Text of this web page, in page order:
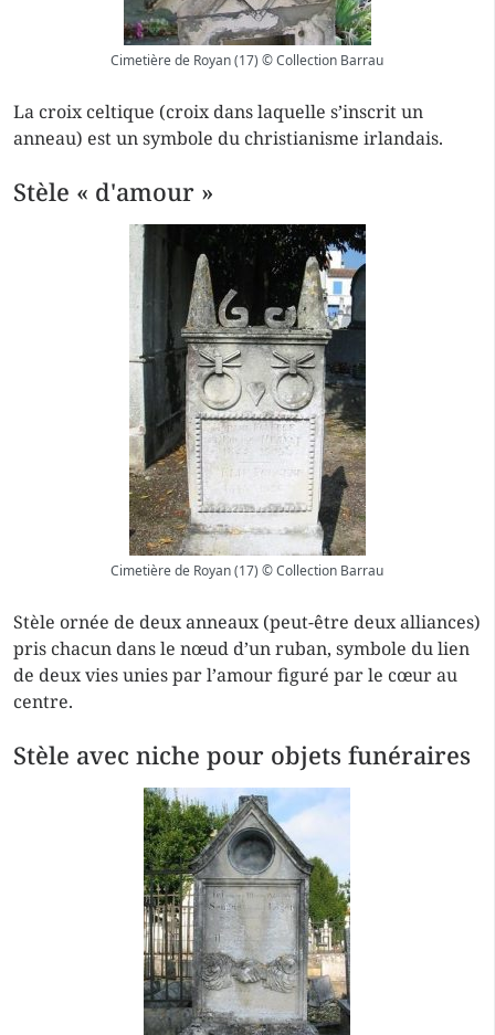
Cimetière de Royan (17) © Collection Barrau
La croix celtique (croix dans laquelle s’inscrit un
anneau) est un symbole du christianisme irlandais.
Stèle « d'amour »
Cimetière de Royan (17) © Collection Barrau
Stèle ornée de deux anneaux (peut-être deux alliances)
pris chacun dans le nœud d’un ruban, symbole du lien
de deux vies unies par l’amour figuré par le cœur au
centre.
Stèle avec niche pour objets funéraires